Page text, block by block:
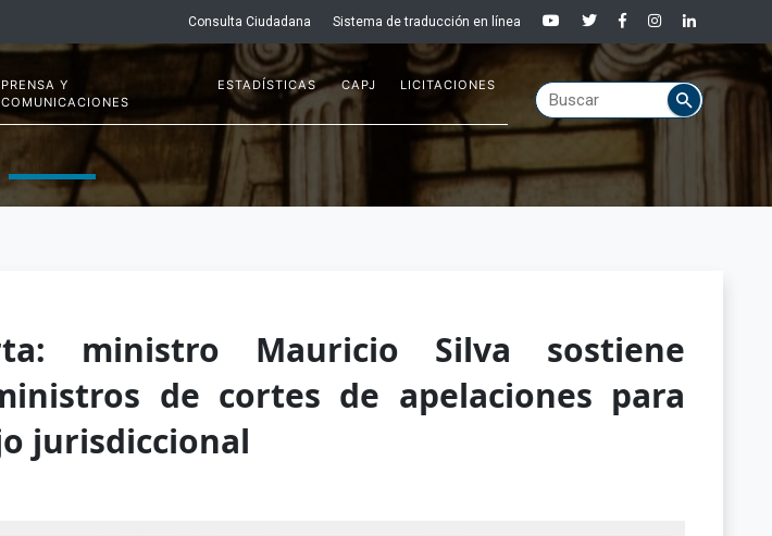
Consulta Ciudadana Sistema de traducción en línea
PRENSA Y
COMUNICACIONES
ESTADÍSTICAS CAPJ LICITACIONES
ministro Mauricio Silva sostiene
de cortes de apelaciones para
jurisdiccional